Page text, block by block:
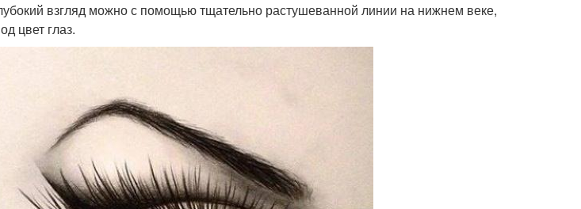
взгляд можно с помощью тщательно растушеванной линии на нижнем веке,
цвет глаз.